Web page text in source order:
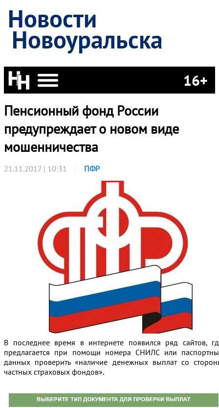
Новости
Новоуральска
16+
Пенсионный фонд России
предупреждает о новом виде
мошенничества
21.11.2017 | 10:31 ПФР
В последнее время в интернете появился ряд сайтов,
предлагается при помощи номера СНИЛС или
данных проверить «наличие денежных выплат со
частных страховых фондов».